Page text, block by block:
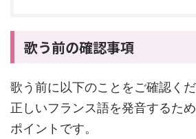
歌う前の確認事項
歌う前に以下のことをご確認く
正しいフランス語を発音するた
ポイントです。